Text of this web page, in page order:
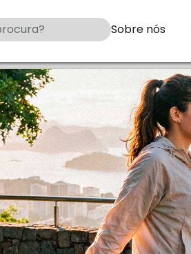
Sobre nós